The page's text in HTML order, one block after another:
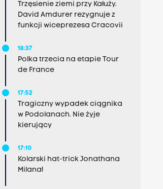
Trzęsienie ziemi przy Kałuży.
David Amdurer rezygnuje z
funkcji wiceprezesa Cracovii
18:37
Polka trzecia na etapie Tour
de France
17:52
Tragiczny wypadek ciągnika
w Podolanach. Nie żyje
kierujący
17:10
Kolarski hat-trick Jonathana
Milana!